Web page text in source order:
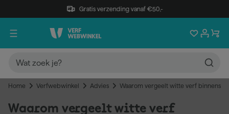
Gratis verzending vanaf €50,-
Home Verfwebwinkel Advies Waarom vergeelt witte verf
Waarom vergeelt witte verf